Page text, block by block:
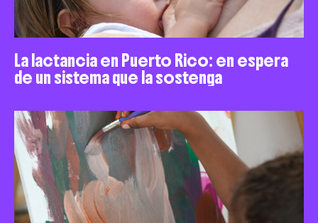
La lactancia en Puerto Rico: en espera
de un sistema que la sostenga